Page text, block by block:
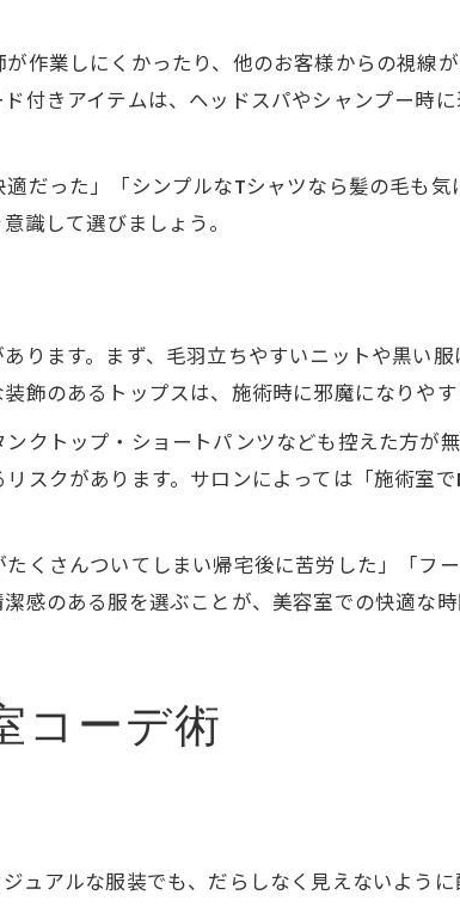
作業しにくかったり、他のお客様からの視線
付きアイテムは、ヘッドスパやシャンプー時
だった」「シンプルなTシャツなら髪の毛も
識して選びましょう。
ります。まず、毛羽立ちやすいニットや黒い
飾のあるトップスは、施術時に邪魔になりやす
クトップ・ショートパンツなども控えた方が
スクがあります。サロンによっては「施術室
くさんついてしまい帰宅後に苦労した」「フ
感のある服を選ぶことが、美容室での快適な時
コーデ術
ュアルな服装でも、だらしなく見えないよう